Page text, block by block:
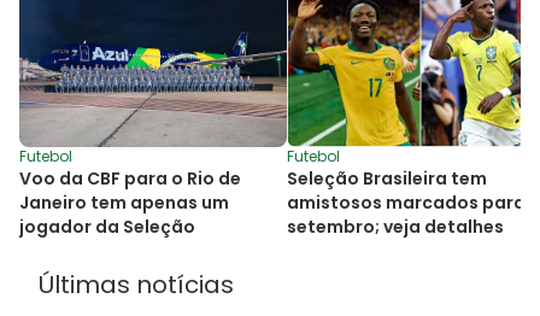
Futebol
Voo da CBF para o Rio de
Janeiro tem apenas um
jogador da Seleção
Futebol
Seleção Brasileira tem
amistosos marcados para
setembro; veja detalhes
Últimas notícias